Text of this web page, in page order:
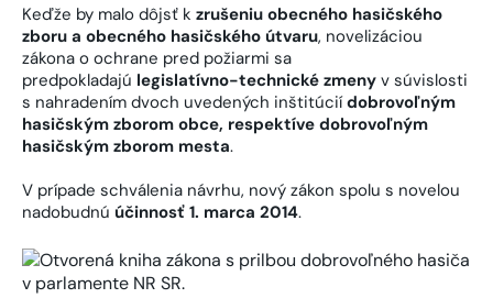
Keďže by malo dôjsť k zrušeniu obecného hasičského
zboru a obecného hasičského útvaru, novelizáciou
zákona o ochrane pred požiarmi sa
predpokladajú legislatívno-technické zmeny v súvislosti
s nahradením dvoch uvedených inštitúciídobrovoľným
hasičským zborom obce, respektíve dobrovoľným
hasičským zborom mesta.
V prípade schválenia návrhu, nový zákon spolu s novelou
nadobudnú účinnosť 1. marca 2014.